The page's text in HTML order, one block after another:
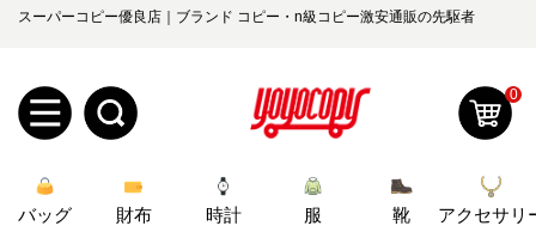
スーパーコピー優良店｜ブランド コピー・n級コピー激安通販の先駆者
規
ロ
0
バッグ 財布 時計 服 靴 アクセサリ
2026春の新作続々更新中！期間中のご注文でお得な割引をご利用いただ
新作入荷！ルイ・ヴィトンスーパーコピー バッグ最新モデルが登場。
当店は正真正銘のn級スーパーコピーのみ取扱い。最高品質の再現度を